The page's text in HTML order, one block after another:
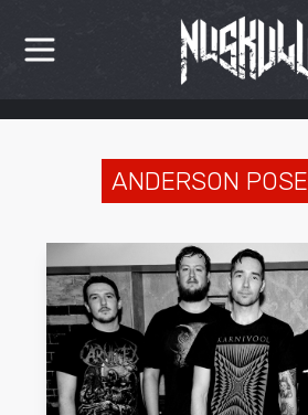
HÍREK
INTERJÚK
PREMIEREK
KULT
ANDERSON POSE